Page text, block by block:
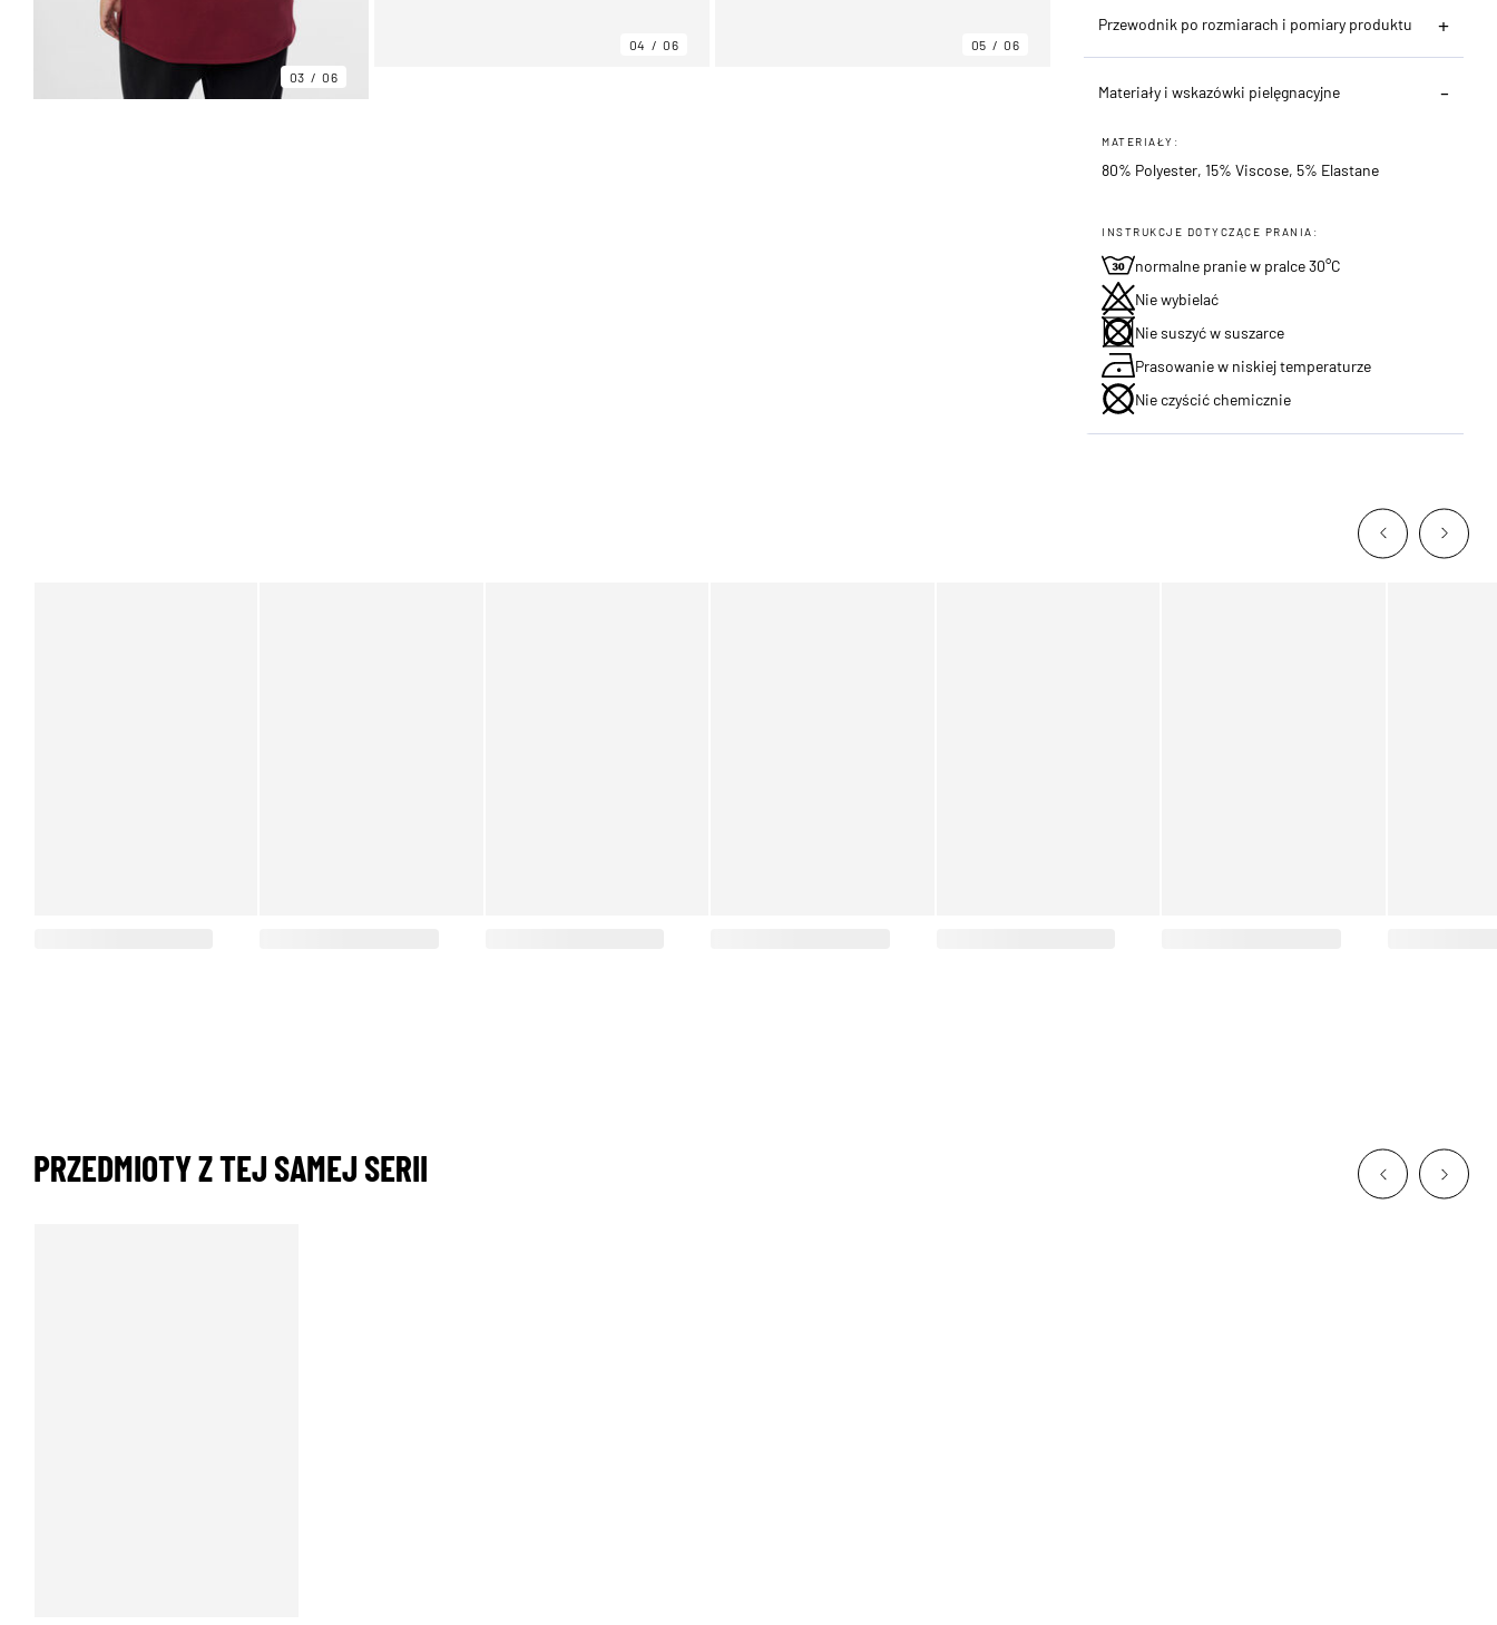
03 06
04 06 05 06
Przewodnik po rozmiarach i pomiary produktu
Materiały i wskazówki pielęgnacyjne
MATERIAŁY:
80% Polyester, 15% Viscose, 5% Elastane
INSTRUKCJE DOTYCZĄCE PRANIA:
normalne pranie w pralce 30°C
Nie wybielać
Nie suszyć w suszarce
Prasowanie w niskiej temperaturze
Nie czyścić chemicznie
PRZEDMIOTY Z TEJ SAMEJ SERII